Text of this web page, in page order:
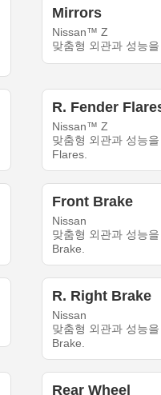
Mirrors
Nissan™ Z
맞춤형 외관과 성능
R. Fender
Nissan™ Z
맞춤형 외관과 성능
Flares.
Front Brake
Nissan
맞춤형 외관과 성능
Brake.
R. Right Brake
Nissan
맞춤형 외관과 성능
Brake.
Rear Wheel